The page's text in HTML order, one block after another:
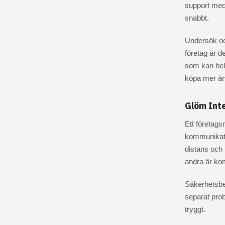
support
snabbt.
Undersök
företag är
som kan
köpa mer
Glöm
Ett
distans och
andra är
separat
tryggt.